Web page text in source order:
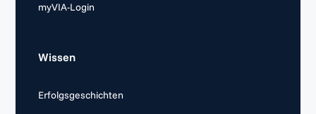
myVIA-Login
Wissen
Erfolgsgeschichten